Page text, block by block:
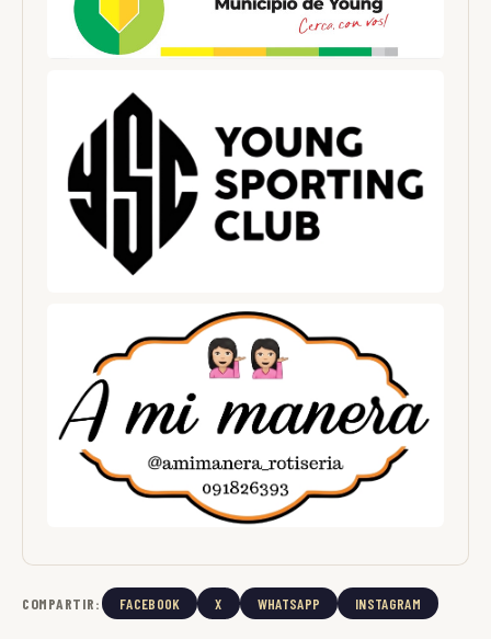
COMPARTIR: FACEBOOK X WHATSAPP INSTAGRAM